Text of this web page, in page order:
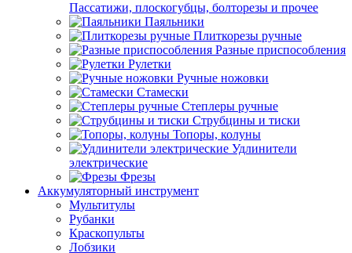
Пассатижи, плоскогубцы, болторезы и прочее
Паяльники
Плиткорезы ручные
Разные приспособления
Рулетки
Ручные ножовки
Стамески
Степлеры ручные
Струбцины и тиски
Топоры, колуны
Удлинители
электрические
Фрезы
Аккумуляторный инструмент
Мультитулы
Рубанки
Краскопульты
Лобзики